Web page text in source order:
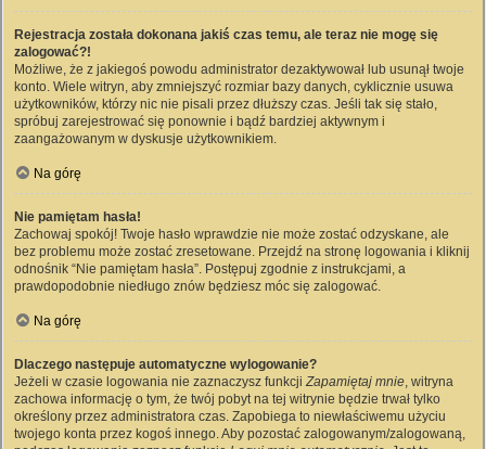
Rejestracja została dokonana jakiś czas temu, ale teraz nie mogę się
zalogować?!
Możliwe, że z jakiegoś powodu administrator dezaktywował lub usunął twoje
konto. Wiele witryn, aby zmniejszyć rozmiar bazy danych, cyklicznie usuwa
użytkowników, którzy nic nie pisali przez dłuższy czas. Jeśli tak się stało,
spróbuj zarejestrować się ponownie i bądź bardziej aktywnym i
zaangażowanym w dyskusje użytkownikiem.
Na górę
Nie pamiętam hasła!
Zachowaj spokój! Twoje hasło wprawdzie nie może zostać odzyskane, ale
bez problemu może zostać zresetowane. Przejdź na stronę logowania i kliknij
odnośnik “Nie pamiętam hasła”. Postępuj zgodnie z instrukcjami, a
prawdopodobnie niedługo znów będziesz móc się zalogować.
Na górę
Dlaczego następuje automatyczne wylogowanie?
Jeżeli w czasie logowania nie zaznaczysz funkcjiZapamiętaj mnie, witryna
zachowa informację o tym, że twój pobyt na tej witrynie będzie trwał tylko
określony przez administratora czas. Zapobiega to niewłaściwemu użyciu
twojego konta przez kogoś innego. Aby pozostać zalogowanym/zalogowaną,